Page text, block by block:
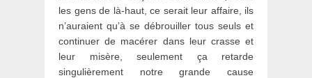
les gens de là-haut, ce serait leur affaire, ils
n’auraient qu’à se débrouiller tous seuls et
continuer de macérer dans leur crasse et
leur misère, seulement ça retarde
singulièrement notre grande cause